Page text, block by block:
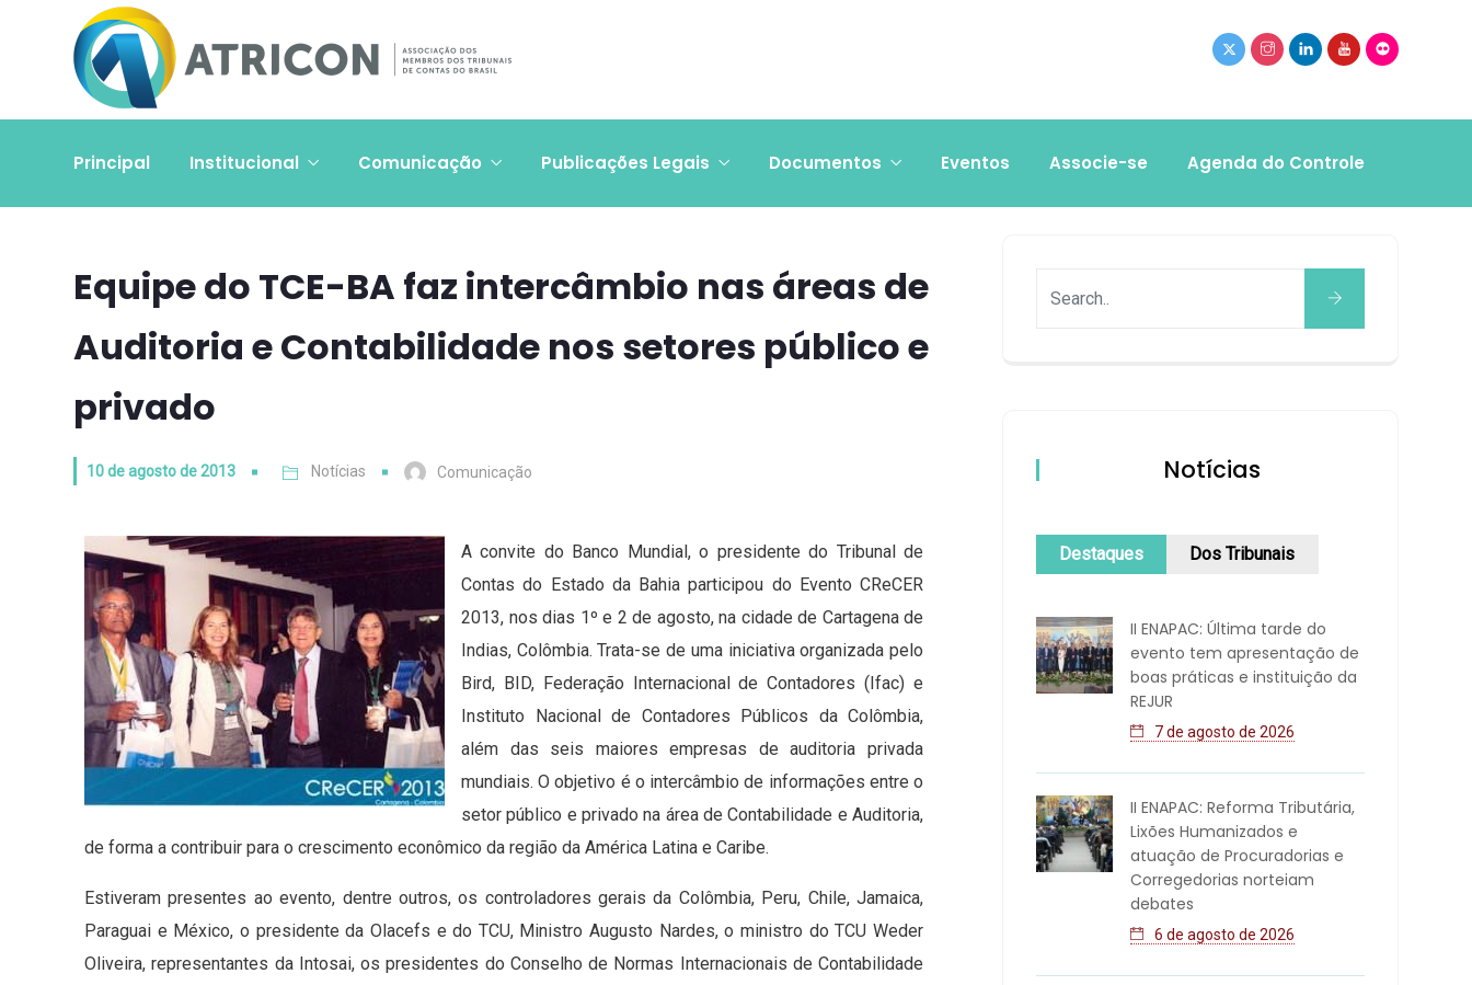
Principal Institucional Comunicação Publicações Legais Documentos Eventos Associe-se Agenda do Controle
Equipe do TCE-BA faz intercâmbio nas áreas de
Auditoria e Contabilidade nos setores público e
privado
10 de agosto de 2013 Notícias Comunicação
A convite do Banco Mundial, o presidente do Tribunal de
Contas do Estado da Bahia participou do Evento CReCER
2013, nos dias 1º e 2 de agosto, na cidade de Cartagena de
Indias, Colômbia. Trata-se de uma iniciativa organizada pelo
Bird, BID, Federação Internacional de Contadores (Ifac) e
Instituto Nacional de Contadores Públicos da Colômbia,
além das seis maiores empresas de auditoria privada
mundiais. O objetivo é o intercâmbio de informações entre o
setor público e privado na área de Contabilidade e Auditoria,
de forma a contribuir para o crescimento econômico da região da América Latina e Caribe.
Estiveram presentes ao evento, dentre outros, os controladores gerais da Colômbia, Peru, Chile, Jamaica,
Paraguai e México, o presidente da Olacefs e do TCU, Ministro Augusto Nardes, o ministro do TCU Weder
Oliveira, representantes da Intosai, os presidentes do Conselho de Normas Internacionais de Contabilidade
Notícias
Destaques Dos Tribunais
II ENAPAC: Última tarde do
evento tem apresentação de
boas práticas e instituição da
REJUR
7 de agosto de 2026
II ENAPAC: Reforma Tributária,
Lixões Humanizados e
atuação de Procuradorias e
Corregedorias norteiam
debates
6 de agosto de 2026